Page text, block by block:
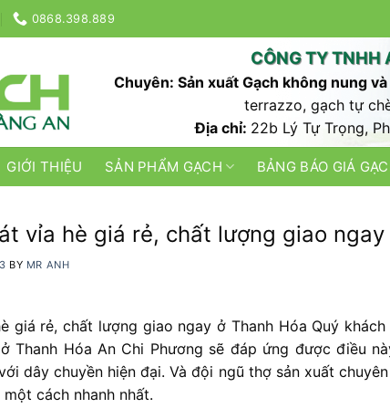
0868.398.889
CÔNG TY TNHH
Chuyên: Sản xuất Gạch không nung
terrazzo, gạch tự
Địa chỉ: 22b Lý Tự Trọng,
GIỚI THIỆU SẢN PHẨM GẠCH BẢNG BÁO GIÁ
vỉa hè giá rẻ, chất lượng giao ngay
BY MR ANH
giá rẻ, chất lượng giao ngay ở Thanh Hóa Quý
Thanh Hóa An Chi Phương sẽ đáp ứng được điều
dây chuyền hiện đại. Và đội ngũ thợ sản xuất
cách nhanh nhất.